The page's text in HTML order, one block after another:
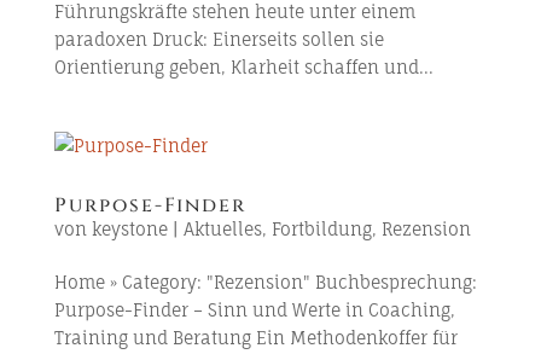
Führungskräfte stehen heute unter einem
paradoxen Druck: Einerseits sollen sie
Orientierung geben, Klarheit schaffen und...
Purpose-Finder
von keystone| Aktuelles, Fortbildung, Rezension
Home » Category: "Rezension" Buchbesprechung:
Purpose-Finder – Sinn und Werte in Coaching,
Training und Beratung Ein Methodenkoffer für